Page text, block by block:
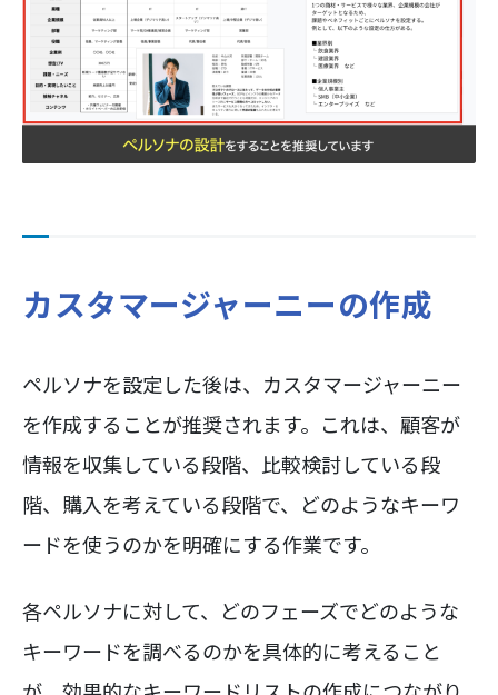
カスタマージャーニーの作成
ペルソナを設定した後は、カスタマージャーニー
を作成することが推奨されます。これは、顧客が
情報を収集している段階、比較検討している段
階、購入を考えている段階で、どのようなキーワ
ードを使うのかを明確にする作業です。
各ペルソナに対して、どのフェーズでどのような
キーワードを調べるのかを具体的に考えること